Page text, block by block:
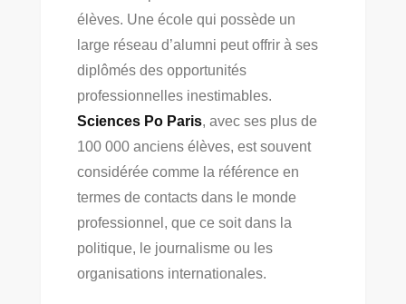
élèves. Une école qui possède un
large réseau d’alumni peut offrir à ses
diplômés des opportunités
professionnelles inestimables.
Sciences Po Paris, avec ses plus de
100 000 anciens élèves, est souvent
considérée comme la référence en
termes de contacts dans le monde
professionnel, que ce soit dans la
politique, le journalisme ou les
organisations internationales.